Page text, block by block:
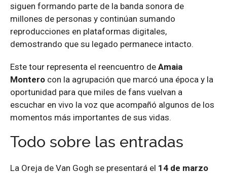
siguen formando parte de la banda sonora de
millones de personas y continúan sumando
reproducciones en plataformas digitales,
demostrando que su legado permanece intacto.
Este tour representa el reencuentro de Amaia
Montero con la agrupación que marcó una época y la
oportunidad para que miles de fans vuelvan a
escuchar en vivo la voz que acompañó algunos de los
momentos más importantes de sus vidas.
Todo sobre las entradas
La Oreja de Van Gogh se presentará el 14 de marzo